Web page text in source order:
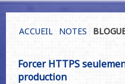
ACCUEIL NOTES
Forcer HTTPS
production